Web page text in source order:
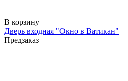
В корзину
Дверь входная "Окно в Ватикан"
Предзаказ